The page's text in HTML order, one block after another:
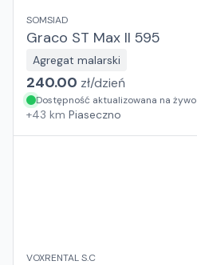
SOMSIAD
Graco ST Max II 595
Agregat malarski
240.00 zł/dzień
Dostępność aktualizowana na żywo
+43 km Piaseczno
VOXRENTAL S.C